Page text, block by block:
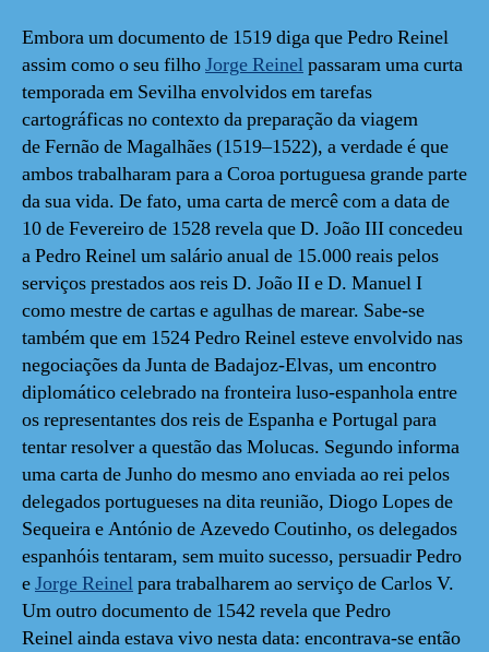
Embora um documento de 1519 diga que Pedro Reinel
assim como o seu filhoJorge Reinelpassaram uma curta
temporada em Sevilha envolvidos em tarefas
cartográficas no contexto da preparação da viagem
de Fernão de Magalhães (1519–1522), a verdade é que
ambos trabalharam para a Coroa portuguesa grande parte
da sua vida. De fato, uma carta de mercê com a data de
10 de Fevereiro de 1528 revela que D. João III concedeu
a Pedro Reinel um salário anual de 15.000 reais pelos
serviços prestados aos reis D. João II e D. Manuel I
como mestre de cartas e agulhas de marear. Sabe-se
também que em 1524 Pedro Reinel esteve envolvido nas
negociações da Junta de Badajoz-Elvas, um encontro
diplomático celebrado na fronteira luso-espanhola entre
os representantes dos reis de Espanha e Portugal para
tentar resolver a questão das Molucas. Segundo informa
uma carta de Junho do mesmo ano enviada ao rei pelos
delegados portugueses na dita reunião, Diogo Lopes de
Sequeira e António de Azevedo Coutinho, os delegados
espanhóis tentaram, sem muito sucesso, persuadir Pedro
eJorge Reinelpara trabalharem ao serviço de Carlos V.
Um outro documento de 1542 revela que Pedro
Reinel ainda estava vivo nesta data: encontrava-se então